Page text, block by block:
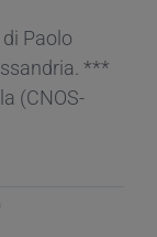
Paolo
***
(CNOS-